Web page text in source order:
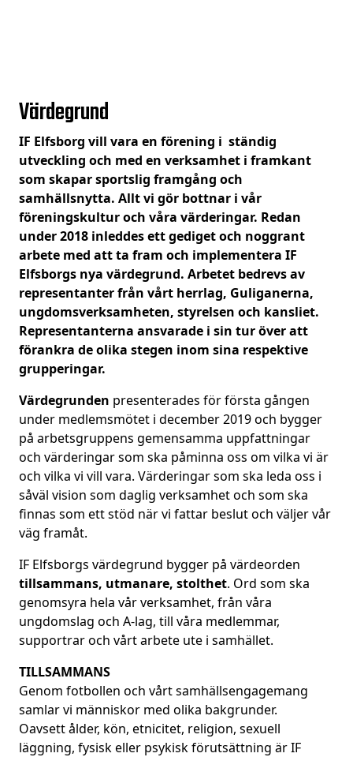
Värdegrund
IF Elfsborg vill vara en förening i ständig
utveckling och med en verksamhet i framkant
som skapar sportslig framgång och
samhällsnytta. Allt vi gör bottnar i vår
föreningskultur och våra värderingar. Redan
under 2018 inleddes ett gediget och noggrant
arbete med att ta fram och implementera IF
Elfsborgs nya värdegrund. Arbetet bedrevs av
representanter från vårt herrlag, Guliganerna,
ungdomsverksamheten, styrelsen och kansliet.
Representanterna ansvarade i sin tur över att
förankra de olika stegen inom sina respektive
grupperingar.
Värdegrunden presenterades för första gången
under medlemsmötet i december 2019 och bygger
på arbetsgruppens gemensamma uppfattningar
och värderingar som ska påminna oss om vilka vi är
och vilka vi vill vara. Värderingar som ska leda oss i
såväl vision som daglig verksamhet och som ska
finnas som ett stöd när vi fattar beslut och väljer vår
väg framåt.
IF Elfsborgs värdegrund bygger på värdeorden
tillsammans, utmanare, stolthet. Ord som ska
genomsyra hela vår verksamhet, från våra
ungdomslag och A-lag, till våra medlemmar,
supportrar och vårt arbete ute i samhället.
TILLSAMMANS
Genom fotbollen och vårt samhällsengagemang
samlar vi människor med olika bakgrunder.
Oavsett ålder, kön, etnicitet, religion, sexuell
läggning, fysisk eller psykisk förutsättning är IF